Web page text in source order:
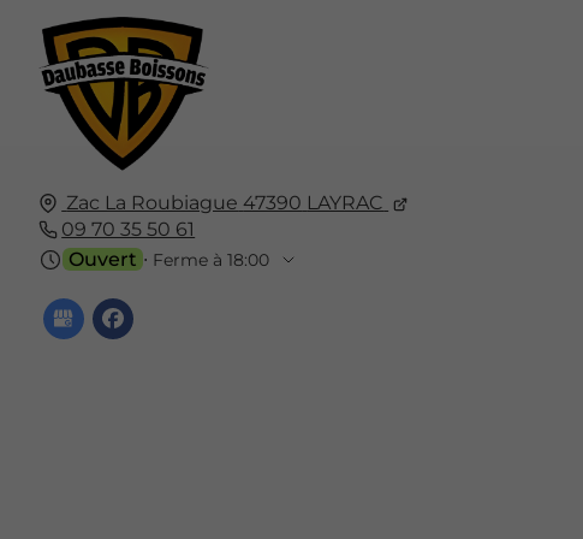
Zac La Roubiague 47390 LAYRAC
09 70 35 50 61
Ouvert ⋅ Ferme à 18:00